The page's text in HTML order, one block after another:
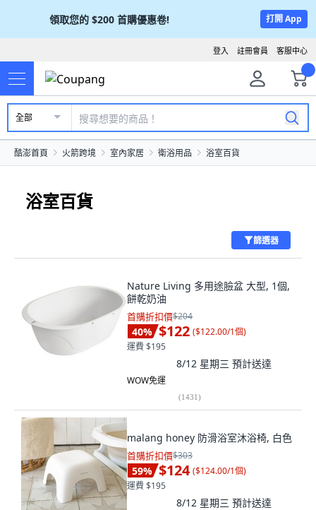
領取您的 $200 首購優惠卷! 打開 App
客服中心
註冊會員
登入
全部
酷澎首頁 火箭跨境 室內家居 衛浴用品 浴室百貨
浴室百貨
篩選器
Nature Living 多用途臉盆 大型, 1個,
餅乾奶油
首購折扣價$204
40% $122 ($122.00/1個)
運費 $195
8/12 星期三 預計送達
WOW免運
(1431)
malang honey 防滑浴室沐浴椅, 白色
首購折扣價$303
59% $124 ($124.00/1個)
運費 $195
8/12 星期三 預計送達